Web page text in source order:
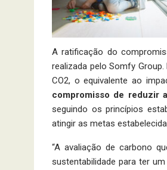
A ratificação do
realizada pelo Somfy
CO2, o equivalente ao
compromisso de reduzir
seguindo os princípios
atingir as metas
“A avaliação de carbono
sustentabilidade para ter